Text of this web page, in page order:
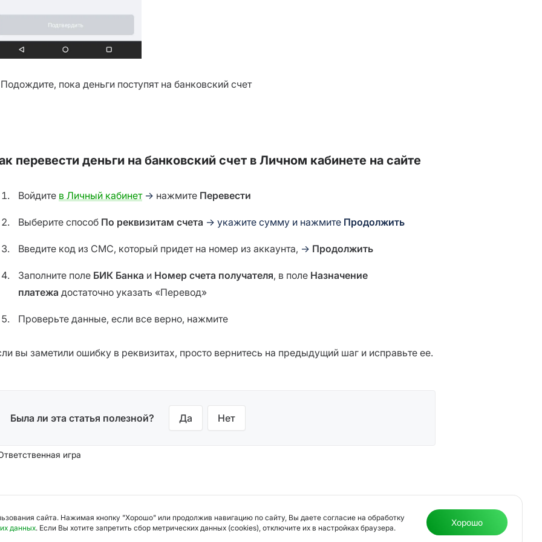
пока деньги поступят на банковский счет
перевести деньги на банковский счет в Личном кабинете на сайте
Войдите в Личный кабинет → нажмите Перевести
Выберите способ По реквизитам счета → укажите сумму и нажмите Продолжить
Введите код из СМС, который придет на номер из аккаунта, → Продолжить
Заполните поле БИК Банка и Номер счета получателя, в поле Назначение
платежа достаточно указать «Перевод»
Проверьте данные, если все верно, нажмите
вы заметили ошибку в реквизитах, просто вернитесь на предыдущий шаг и исправьте ее.
Была ли эта статья полезной? Да Нет
игра
Лицензия Банка России № 3522-К от 24 декабря 2019 г.
сайта. Нажимая кнопку "Хорошо" или продолжив навигацию по сайту, Вы даете согласие на обработку
данных. Если Вы хотите запретить сбор метрических данных (cookies), отключите их в настройках браузера. Хорошо